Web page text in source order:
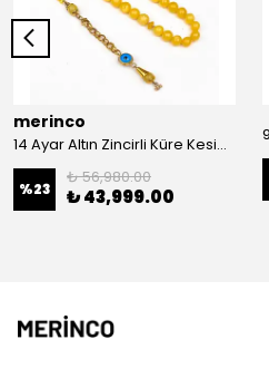
merinco
14 Ayar Altın Zincirli Küre Kesim Damla Kehribar Tesbih
%23
₺ 56,980.00
₺ 43,999.00